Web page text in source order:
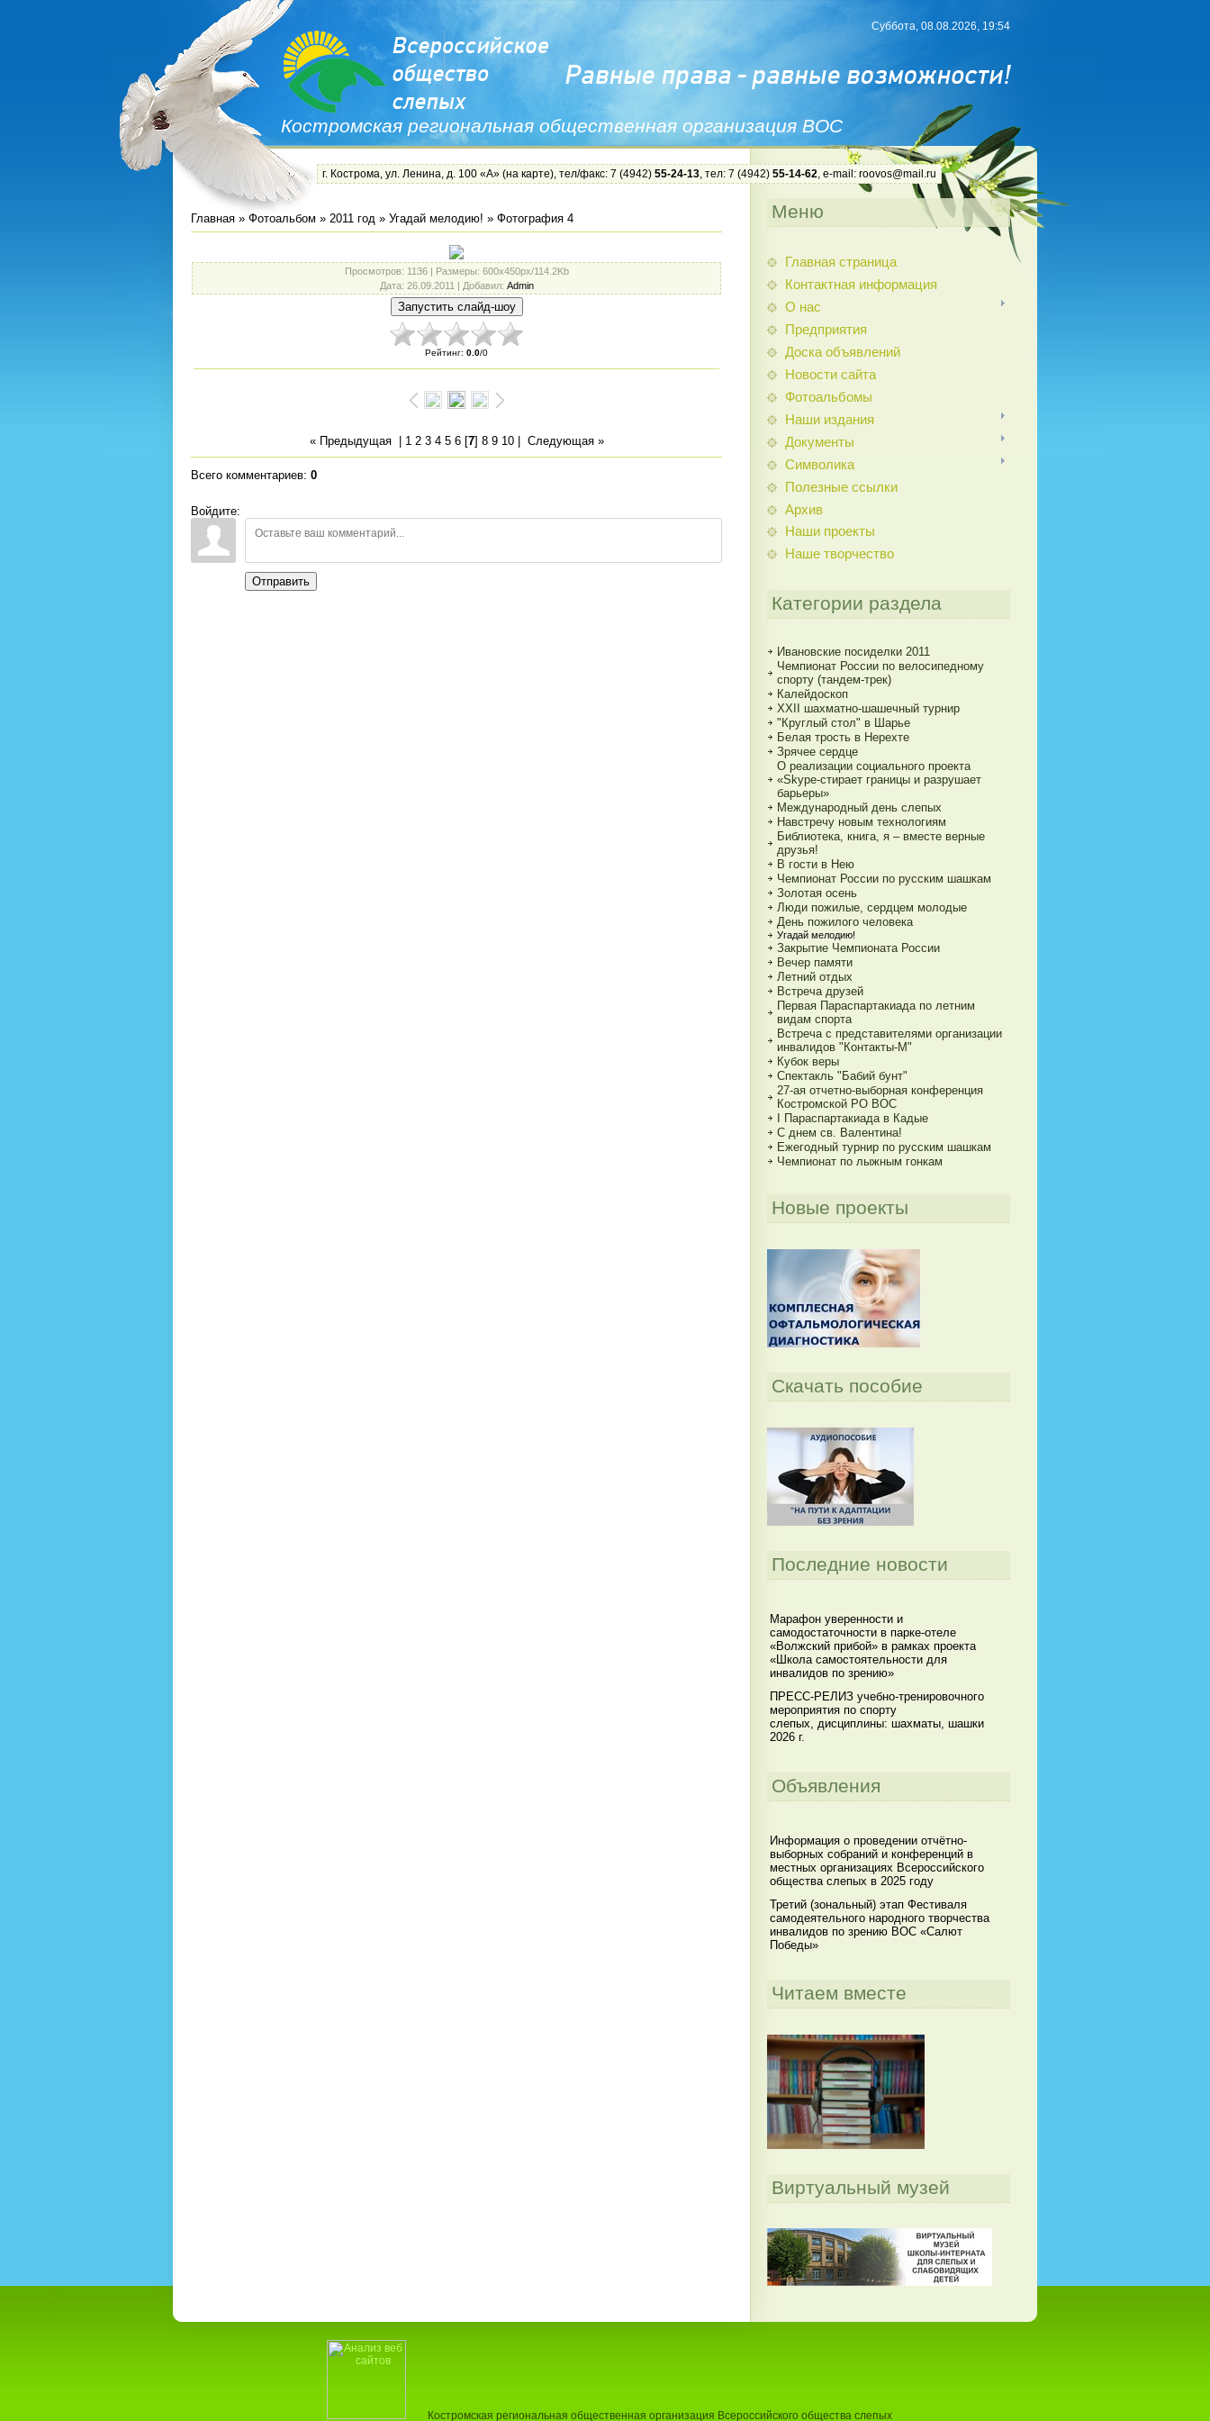
Костромская региональная общественная организация ВОС
Суббота, 08.08.2026, 19:54
г. Кострома, ул. Ленина, д. 100 «А» (на карте), тел/факс: 7 (4942) 55-24-13, тел: 7 (4942) 55-14-62, e-mail: roovos@mail.ru
Главная » Фотоальбом » 2011 год » Угадай мелодию! » Фотография 4
Просмотров: 1136 | Размеры: 600x450px/114.2Kb
Дата: 26.09.2011 | Добавил: Admin
Рейтинг: 0.0/0
« Предыдущая| 1 2 3 4 5 6[7] 8 9 10| Следующая »
Всего комментариев: 0
Войдите:
Отправить
Меню
Главная страница
Контактная информация
О нас
Предприятия
Доска объявлений
Новости сайта
Фотоальбомы
Наши издания
Документы
Символика
Полезные ссылки
Архив
Наши проекты
Наше творчество
Категории раздела
Ивановские посиделки 2011
Чемпионат России по велосипедному
спорту (тандем-трек)
Калейдоскоп
XXII шахматно-шашечный турнир
"Круглый стол" в Шарье
Белая трость в Нерехте
Зрячее сердце
О реализации социального проекта
«Skype-стирает границы и разрушает
барьеры»
Международный день слепых
Навстречу новым технологиям
Библиотека, книга, я – вместе верные
друзья!
В гости в Нею
Чемпионат России по русским шашкам
Золотая осень
Люди пожилые, сердцем молодые
День пожилого человека
Угадай мелодию!
Закрытие Чемпионата России
Вечер памяти
Летний отдых
Встреча друзей
Первая Параспартакиада по летним
видам спорта
Встреча с представителями организации
инвалидов "Контакты-М"
Кубок веры
Спектакль "Бабий бунт"
27-ая отчетно-выборная конференция
Костромской РО ВОС
I Параспартакиада в Кадые
С днем св. Валентина!
Ежегодный турнир по русским шашкам
Чемпионат по лыжным гонкам
Новые проекты
Скачать пособие
Последние новости
Марафон уверенности и
самодостаточности в парке-отеле
«Волжский прибой» в рамках проекта
«Школа самостоятельности для
инвалидов по зрению»
ПРЕСС-РЕЛИЗ учебно-тренировочного
мероприятия по спорту
слепых, дисциплины: шахматы, шашки
2026 г.
Объявления
Информация о проведении отчётно-
выборных собраний и конференций в
местных организациях Всероссийского
общества слепых в 2025 году
Третий (зональный) этап Фестиваля
самодеятельного народного творчества
инвалидов по зрению ВОС «Салют
Победы»
Читаем вместе
Виртуальный музей
Костромская региональная общественная организация Всероссийского общества слепых